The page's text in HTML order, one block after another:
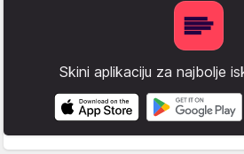
Skini aplikaciju za najbolje